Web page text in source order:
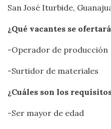
San José Iturbide,
¿Qué vacantes se
-Operador de producción
-Surtidor de materiales
¿Cuáles son los
-Ser mayor de edad